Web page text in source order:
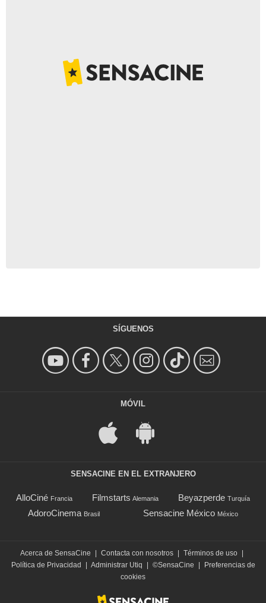
SÍGUENOS
MÓVIL
SENSACINE EN EL EXTRANJERO
AlloCiné Francia Filmstarts Alemania Beyazperde Turquía
AdoroCinema Brasil Sensacine México México
Acerca de SensaCine Contacta con nosotros Términos de uso
Política de Privacidad
Administrar Utiq ©SensaCine
Preferencias de
cookies